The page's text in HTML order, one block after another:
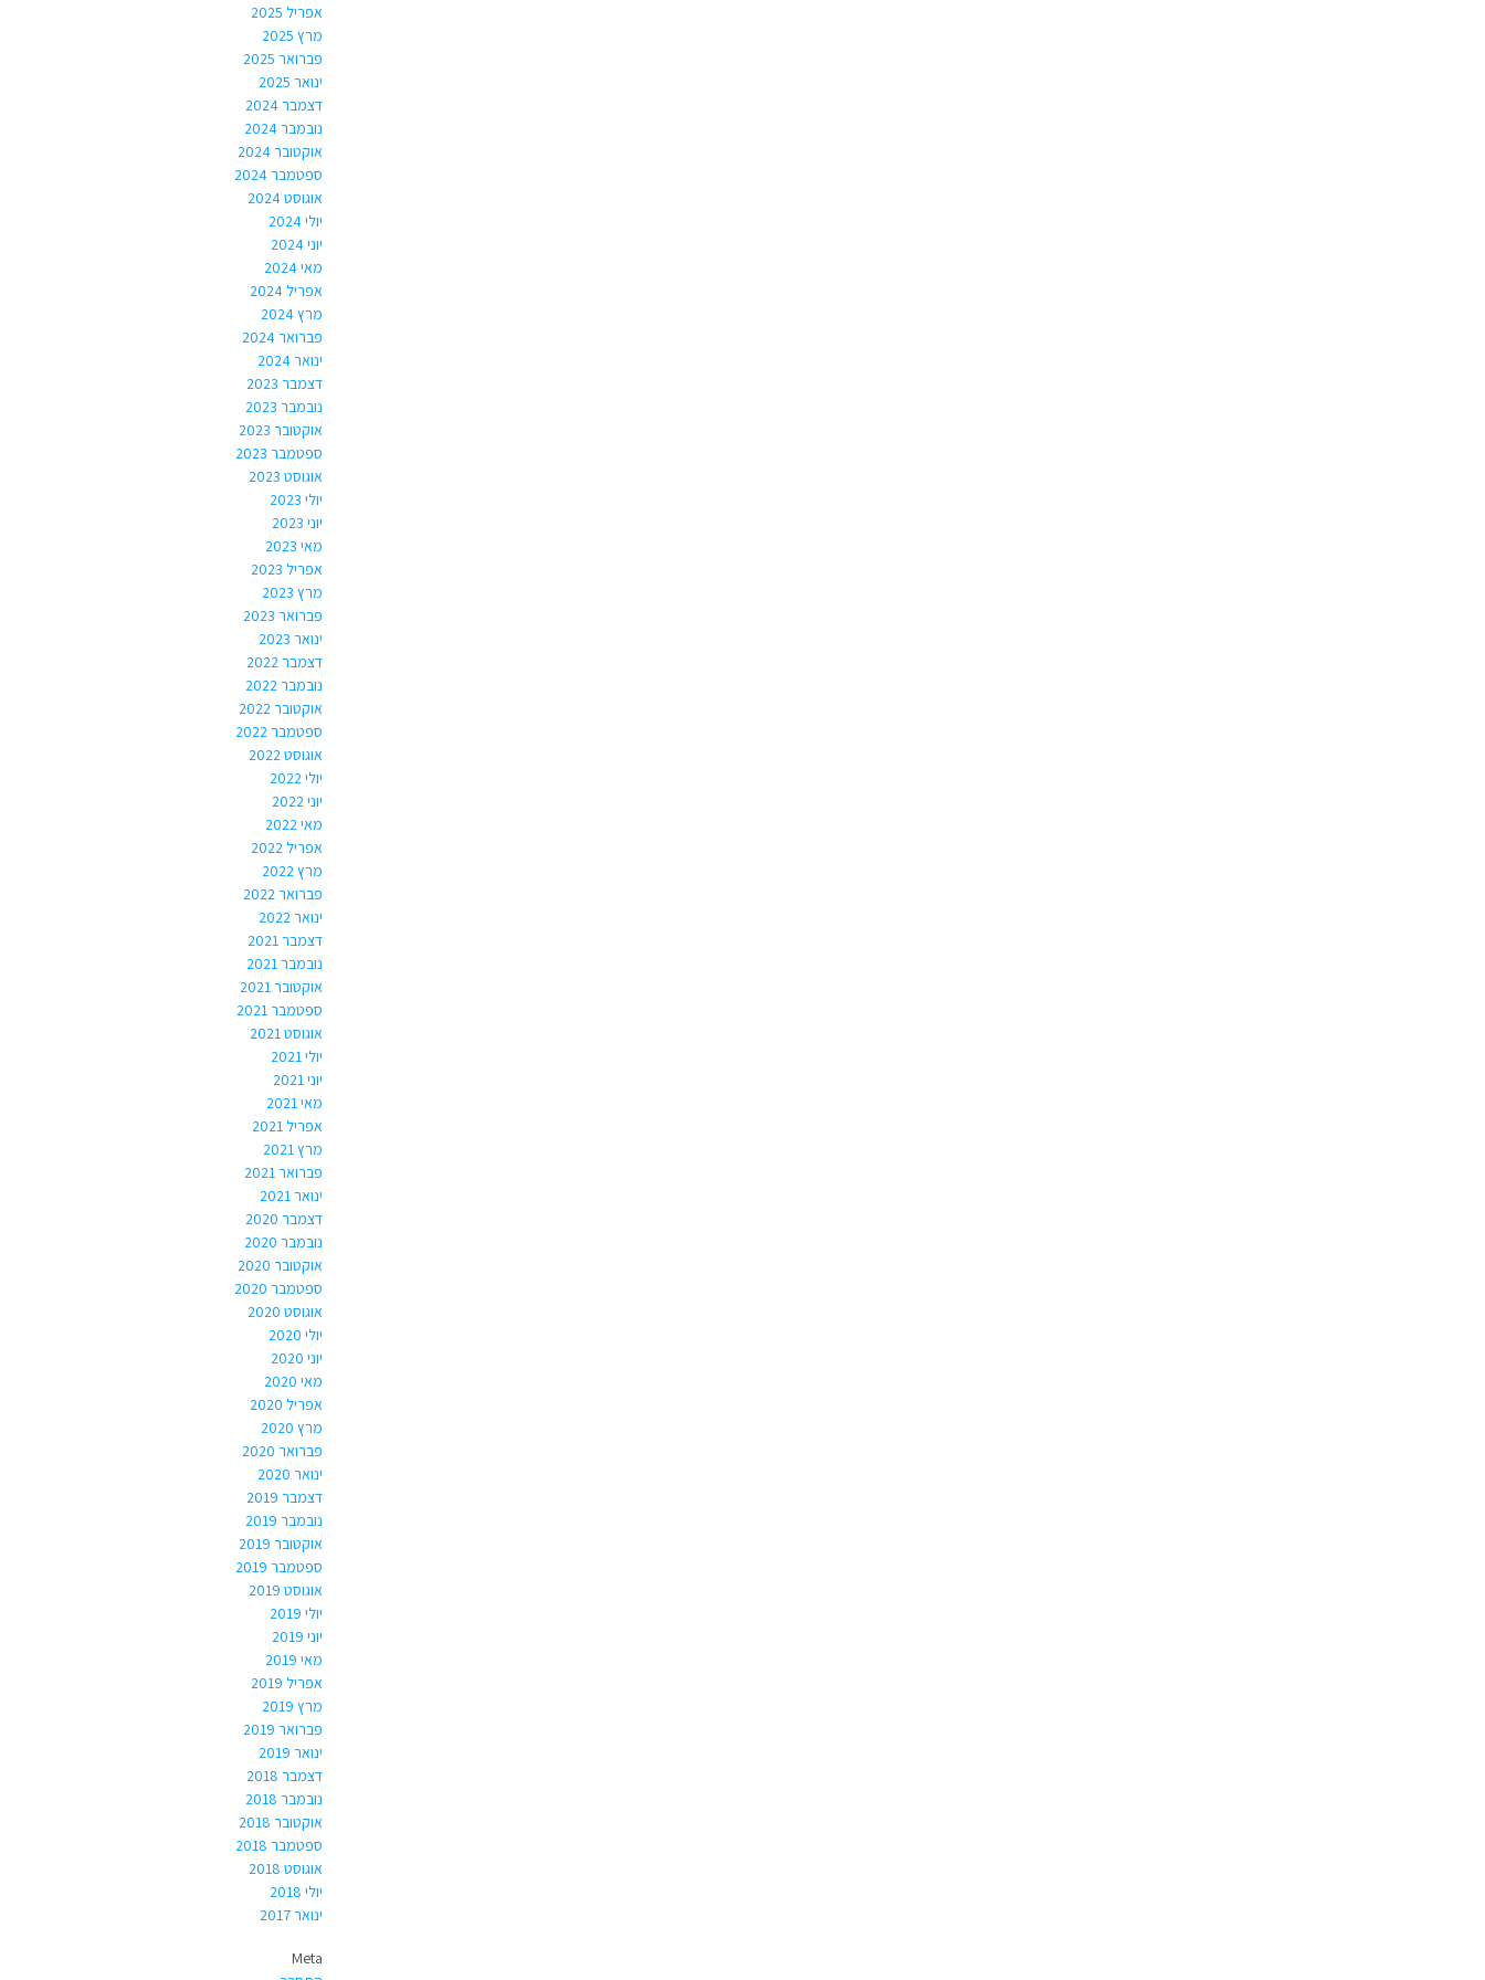
אפריל 2025
מרץ 2025
פברואר 2025
ינואר 2025
דצמבר 2024
נובמבר 2024
אוקטובר 2024
ספטמבר 2024
אוגוסט 2024
יולי 2024
יוני 2024
מאי 2024
אפריל 2024
מרץ 2024
פברואר 2024
ינואר 2024
דצמבר 2023
נובמבר 2023
אוקטובר 2023
ספטמבר 2023
אוגוסט 2023
יולי 2023
יוני 2023
מאי 2023
אפריל 2023
מרץ 2023
פברואר 2023
ינואר 2023
דצמבר 2022
נובמבר 2022
אוקטובר 2022
ספטמבר 2022
אוגוסט 2022
יולי 2022
יוני 2022
מאי 2022
אפריל 2022
מרץ 2022
פברואר 2022
ינואר 2022
דצמבר 2021
נובמבר 2021
אוקטובר 2021
ספטמבר 2021
אוגוסט 2021
יולי 2021
יוני 2021
מאי 2021
אפריל 2021
מרץ 2021
פברואר 2021
ינואר 2021
דצמבר 2020
נובמבר 2020
אוקטובר 2020
ספטמבר 2020
אוגוסט 2020
יולי 2020
יוני 2020
מאי 2020
אפריל 2020
מרץ 2020
פברואר 2020
ינואר 2020
דצמבר 2019
נובמבר 2019
אוקטובר 2019
ספטמבר 2019
אוגוסט 2019
יולי 2019
יוני 2019
מאי 2019
אפריל 2019
מרץ 2019
פברואר 2019
ינואר 2019
דצמבר 2018
נובמבר 2018
אוקטובר 2018
ספטמבר 2018
אוגוסט 2018
יולי 2018
ינואר 2017
Meta